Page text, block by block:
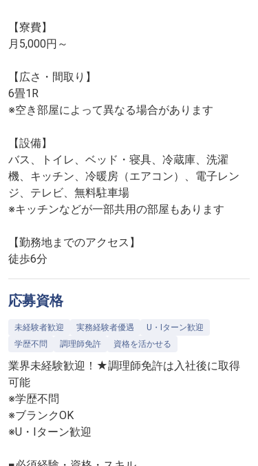
【寮費】
月5,000円～
【広さ・間取り】
6畳1R
※空き部屋によって異なる場合があります
【設備】
バス、トイレ、ベッド・寝具、冷蔵庫、洗濯
機、キッチン、冷暖房（エアコン）、電子レン
ジ、テレビ、無料駐車場
※キッチンなどが一部共用の部屋もあります
【勤務地までのアクセス】
徒歩6分
応募資格
未経験者歓迎 実務経験者優遇
U・Iターン歓迎
学歴不問
調理師免許 資格を活かせる
業界未経験歓迎！★調理師免許は入社後に取得
可能
※学歴不問
※ブランクOK
※U・Iターン歓迎